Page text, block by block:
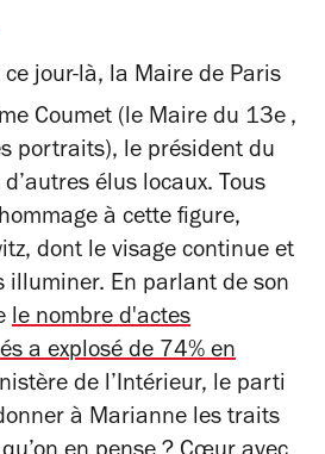
jour-là, la Maire de Paris
Coumet (le Maire du 13e ,
portraits), le président du
élus locaux. Tous
à cette figure,
dont le visage continue et
illuminer. En parlant de son
le nombre d'actes
a explosé de 74% en
de l’Intérieur, le parti
à Marianne les traits